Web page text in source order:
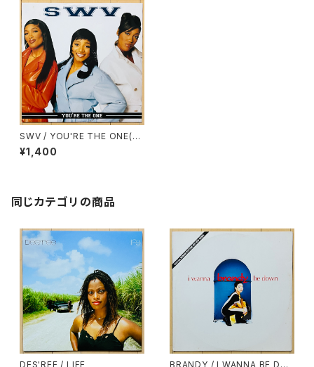
SWV / YOU'RE THE ONE(RE
MIX)
¥1,400
同じカテゴリの商品
DES'REE / LIFE BRANDY / I WANNA BE DO